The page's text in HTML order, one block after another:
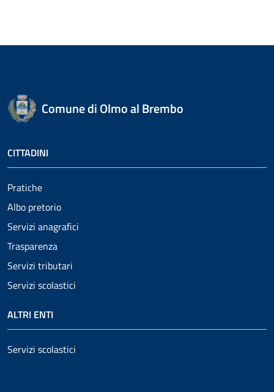
Comune di Olmo al Brembo
CITTADINI
Pratiche
Albo pretorio
Servizi anagrafici
Trasparenza
Servizi tributari
Servizi scolastici
ALTRI ENTI
Servizi scolastici